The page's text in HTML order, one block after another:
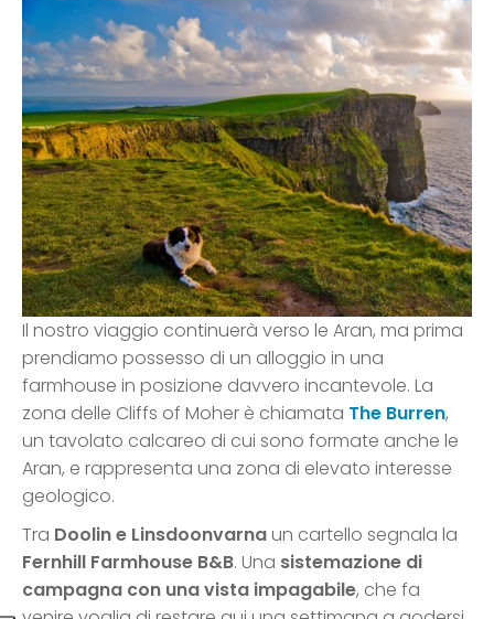
Il nostro viaggio continuerà verso le Aran, ma prima
prendiamo possesso di un alloggio in una
farmhouse in posizione davvero incantevole. La
zona delle Cliffs of Moher è chiamata The Burren,
un tavolato calcareo di cui sono formate anche le
Aran, e rappresenta una zona di elevato interesse
geologico.
Tra Doolin e Linsdoonvarnaun cartello segnala la
Fernhill Farmhouse B&B. Una sistemazione di
campagna con una vista impagabile, che fa